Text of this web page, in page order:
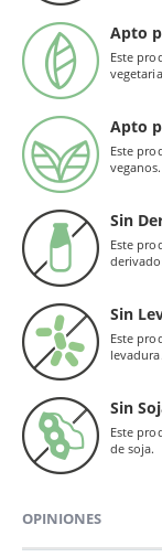
Apto
Este
Apto
Este
veganos.
Sin
Este
Sin
Este
levadura.
Sin
Este
de soja.
OPINIONES